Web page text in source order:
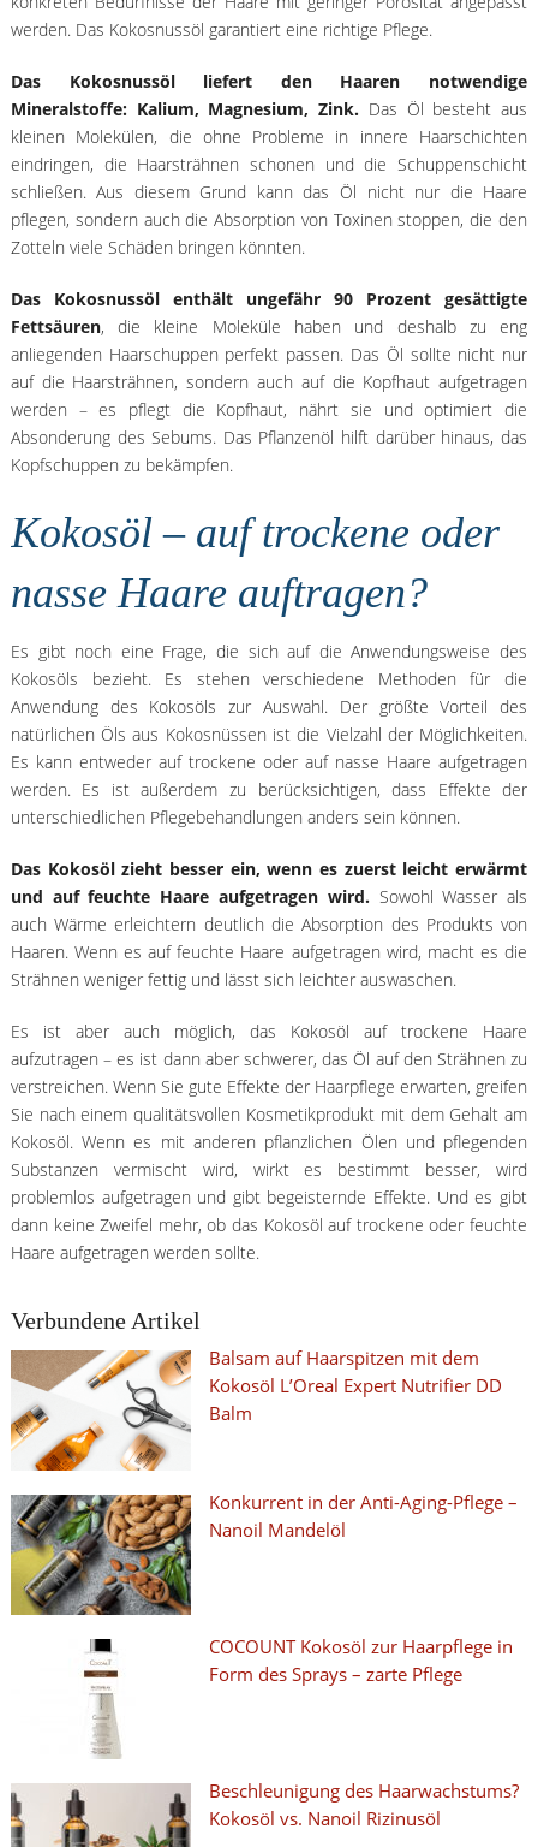
werden. Das Kokosnussöl garantiert eine richtige Pflege.
Das Kokosnussöl liefert den Haaren notwendige
Mineralstoffe: Kalium, Magnesium, Zink. Das Öl besteht aus
kleinen Molekülen, die ohne Probleme in innere Haarschichten
eindringen, die Haarsträhnen schonen und die Schuppenschicht
schließen. Aus diesem Grund kann das Öl nicht nur die Haare
pflegen, sondern auch die Absorption von Toxinen stoppen, die den
Zotteln viele Schäden bringen könnten.
Das Kokosnussöl enthält ungefähr 90 Prozent gesättigte
Fettsäuren, die kleine Moleküle haben und deshalb zu eng
anliegenden Haarschuppen perfekt passen. Das Öl sollte nicht nur
auf die Haarsträhnen, sondern auch auf die Kopfhaut aufgetragen
werden – es pflegt die Kopfhaut, nährt sie und optimiert die
Absonderung des Sebums. Das Pflanzenöl hilft darüber hinaus, das
Kopfschuppen zu bekämpfen.
Kokosöl – auf trockene oder
nasse Haare auftragen?
Es gibt noch eine Frage, die sich auf die Anwendungsweise des
Kokosöls bezieht. Es stehen verschiedene Methoden für die
Anwendung des Kokosöls zur Auswahl. Der größte Vorteil des
natürlichen Öls aus Kokosnüssen ist die Vielzahl der Möglichkeiten.
Es kann entweder auf trockene oder auf nasse Haare aufgetragen
werden. Es ist außerdem zu berücksichtigen, dass Effekte der
unterschiedlichen Pflegebehandlungen anders sein können.
Das Kokosöl zieht besser ein, wenn es zuerst leicht erwärmt
und auf feuchte Haare aufgetragen wird.Sowohl Wasser als
auch Wärme erleichtern deutlich die Absorption des Produkts von
Haaren. Wenn es auf feuchte Haare aufgetragen wird, macht es die
Strähnen weniger fettig und lässt sich leichter auswaschen.
Es ist aber auch möglich, das Kokosöl auf trockene Haare
aufzutragen – es ist dann aber schwerer, das Öl auf den Strähnen zu
verstreichen. Wenn Sie gute Effekte der Haarpflege erwarten, greifen
Sie nach einem qualitätsvollen Kosmetikprodukt mit dem Gehalt am
Kokosöl. Wenn es mit anderen pflanzlichen Ölen und pflegenden
Substanzen vermischt wird, wirkt es bestimmt besser, wird
problemlos aufgetragen und gibt begeisternde Effekte. Und es gibt
dann keine Zweifel mehr, ob das Kokosöl auf trockene oder feuchte
Haare aufgetragen werden sollte.
Verbundene Artikel
Balsam auf Haarspitzen mit dem
Kokosöl L’Oreal Expert Nutrifier DD
Balm
Konkurrent in der Anti-Aging-Pflege –
Nanoil Mandelöl
COCOUNT Kokosöl zur Haarpflege in
Form des Sprays – zarte Pflege
Beschleunigung des Haarwachstums?
Kokosöl vs. Nanoil Rizinusöl